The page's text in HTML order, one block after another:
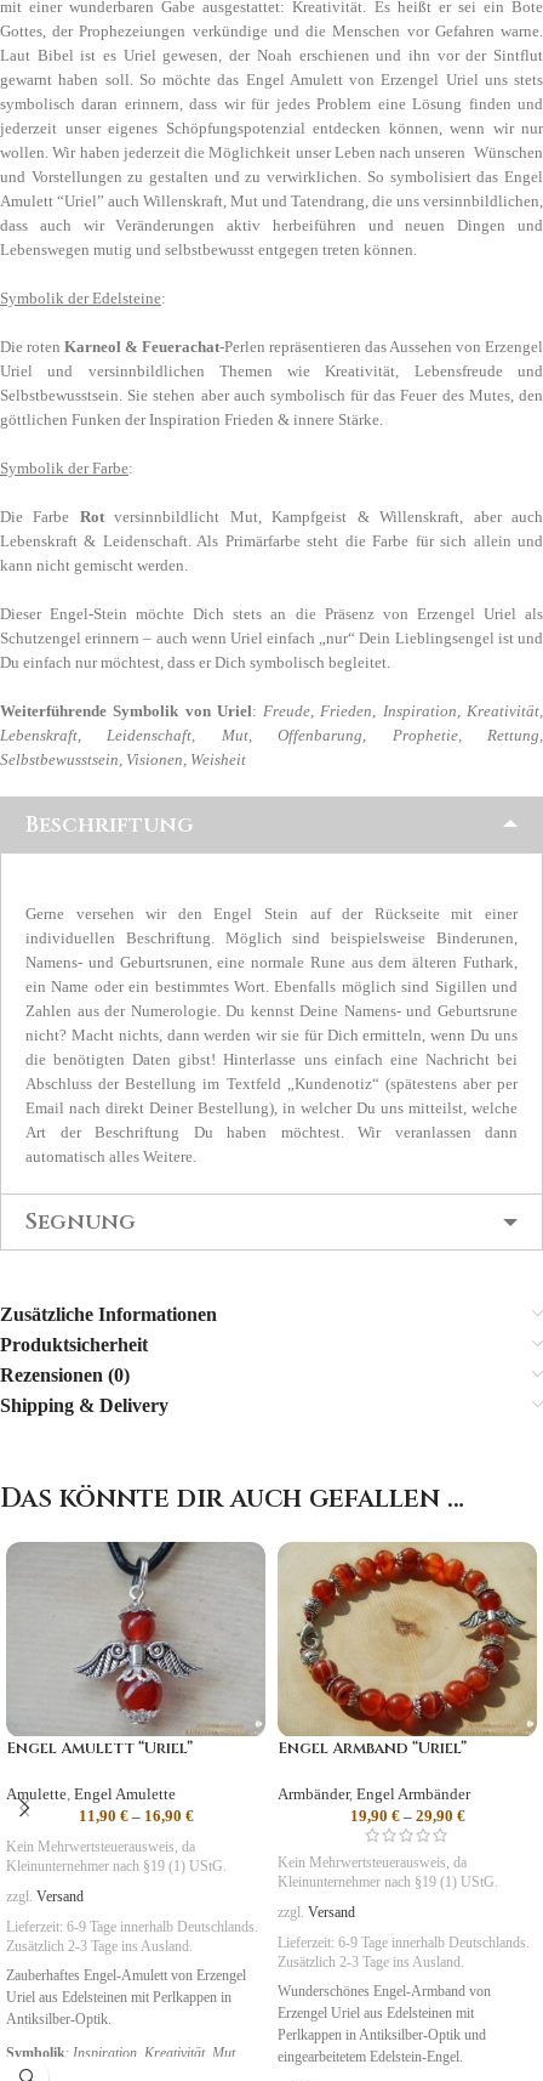
mit einer wunderbaren Gabe ausgestattet: Kreativität. Es heißt er sei ein Bote
Gottes, der Prophezeiungen verkündige und die Menschen vor Gefahren warne.
Laut Bibel ist es Uriel gewesen, der Noah erschienen und ihn vor der Sintflut
gewarnt haben soll. So möchte das Engel Amulett von Erzengel Uriel uns stets
symbolisch daran erinnern, dass wir für jedes Problem eine Lösung finden und
jederzeit unser eigenes Schöpfungspotenzial entdecken können, wenn wir nur
wollen. Wir haben jederzeit die Möglichkeit unser Leben nach unseren Wünschen
und Vorstellungen zu gestalten und zu verwirklichen. So symbolisiert das Engel
Amulett “Uriel” auch Willenskraft, Mut und Tatendrang, die uns versinnbildlichen,
dass auch wir Veränderungen aktiv herbeiführen und neuen Dingen und
Lebenswegen mutig und selbstbewusst entgegen treten können.
Symbolik der Edelsteine:
Die roten Karneol & Feuerachat-Perlen repräsentieren das Aussehen von Erzengel
Uriel und versinnbildlichen Themen wie Kreativität, Lebensfreude und
Selbstbewusstsein. Sie stehen aber auch symbolisch für das Feuer des Mutes, den
göttlichen Funken der Inspiration Frieden & innere Stärke.
Symbolik der Farbe:
Die Farbe Rotversinnbildlicht Mut, Kampfgeist & Willenskraft, aber auch
Lebenskraft & Leidenschaft. Als Primärfarbe steht die Farbe für sich allein und
kann nicht gemischt werden.
Dieser Engel-Stein möchte Dich stets an die Präsenz von Erzengel Uriel als
Schutzengel erinnern – auch wenn Uriel einfach „nur“ Dein Lieblingsengel ist und
Du einfach nur möchtest, dass er Dich symbolisch begleitet.
Weiterführende Symbolik von Uriel:Freude,Frieden, Inspiration, Kreativität,
Lebenskraft, Leidenschaft, Mut, Offenbarung, Prophetie, Rettung,
Selbstbewusstsein, Visionen, Weisheit
Beschriftung
Gerne versehen wir den Engel Stein auf der Rückseite mit einer
individuellen Beschriftung. Möglich sind beispielsweise Binderunen,
Namens- und Geburtsrunen, eine normale Rune aus dem älteren Futhark,
ein Name oder ein bestimmtes Wort. Ebenfalls möglich sind Sigillen und
Zahlen aus der Numerologie. Du kennst Deine Namens- und Geburtsrune
nicht? Macht nichts, dann werden wir sie für Dich ermitteln, wenn Du uns
die benötigten Daten gibst! Hinterlasse uns einfach eine Nachricht bei
Abschluss der Bestellung im Textfeld „Kundenotiz“ (spätestens aber per
Email nach direkt Deiner Bestellung), in welcher Du uns mitteilst, welche
Art der Beschriftung Du haben möchtest. Wir veranlassen dann
automatisch alles Weitere.
Segnung
Zusätzliche Informationen
Produktsicherheit
Rezensionen (0)
Shipping & Delivery
Das könnte dir auch gefallen …
Engel Amulett “Uriel”
Amulette Engel Amulette
11,90 €– 16,90 €
Kein Mehrwertsteuerausweis, da
Kleinunternehmer nach §19 (1) UStG.
zzgl. Versand
Lieferzeit: 6-9 Tage innerhalb Deutschlands.
Zusätzlich 2-3 Tage ins Ausland.
Zauberhaftes Engel-Amulett von Erzengel
Uriel aus Edelsteinen mit Perlkappen in
Antiksilber-Optik.
Symbolik: Inspiration, Kreativität, Mut
Engel Armband “Uriel”
Armbänder, Engel Armbänder
19,90 €– 29,90 €
Kein Mehrwertsteuerausweis, da
Kleinunternehmer nach §19 (1) UStG.
zzgl. Versand
Lieferzeit: 6-9 Tage innerhalb Deutschlands.
Zusätzlich 2-3 Tage ins Ausland.
Wunderschönes Engel-Armband von
Erzengel Uriel aus Edelsteinen mit
Perlkappen in Antiksilber-Optik und
eingearbeitetem Edelstein-Engel.